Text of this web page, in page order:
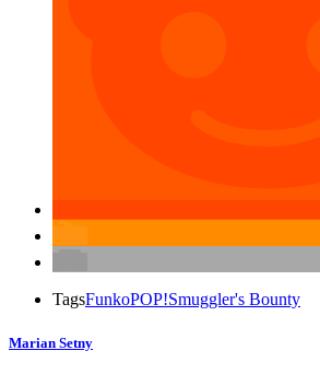
TagsFunkoPOP!Smuggler's Bounty
Marian Setny